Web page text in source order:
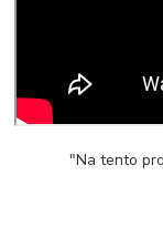
"Na tento